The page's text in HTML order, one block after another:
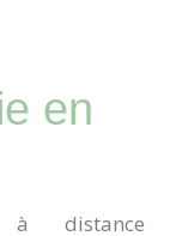
en
distance